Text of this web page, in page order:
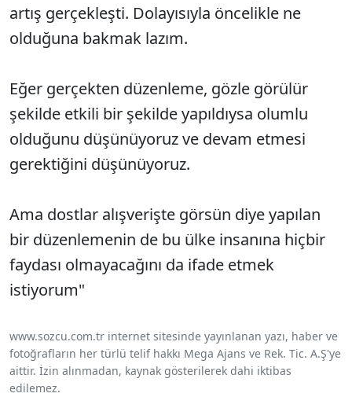
artış gerçekleşti. Dolayısıyla öncelikle ne
olduğuna bakmak lazım.
Eğer gerçekten düzenleme, gözle görülür
şekilde etkili bir şekilde yapıldıysa olumlu
olduğunu düşünüyoruz ve devam etmesi
gerektiğini düşünüyoruz.
Ama dostlar alışverişte görsün diye yapılan
bir düzenlemenin de bu ülke insanına hiçbir
faydası olmayacağını da ifade etmek
istiyorum"
www.sozcu.com.tr internet sitesinde yayınlanan yazı, haber ve
fotoğrafların her türlü telif hakkı Mega Ajans ve Rek. Tic. A.Ş'ye
aittir. İzin alınmadan, kaynak gösterilerek dahi iktibas
edilemez.